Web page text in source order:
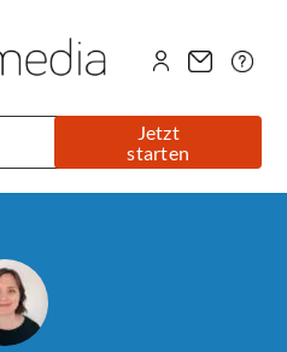
Jetzt
starten